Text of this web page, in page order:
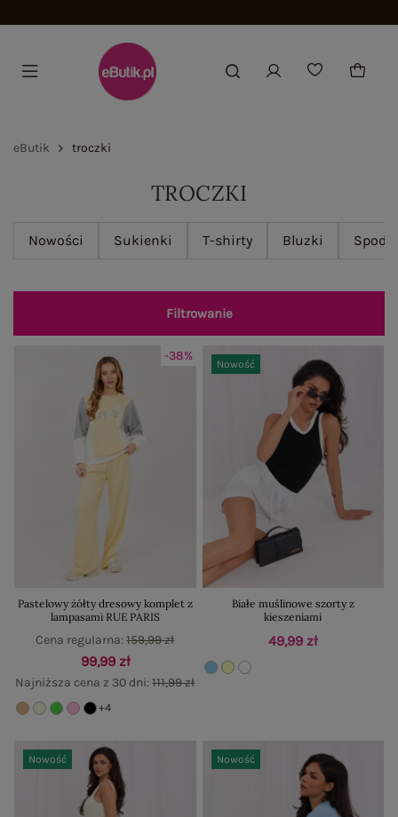
eButik troczki
TROCZKI
Nowości Sukienki T-shirty Bluzki
Filtrowanie
-38%
Pastelowy żółty dresowy komplet z
lampasami RUE PARIS
99,99 zł
Najniższa cena z 30 dni:111,99 zł
Cena regularna:159,99 zł
+4
Nowość
Białe muślinowe szorty z
kieszeniami
49,99 zł
Nowość Nowość